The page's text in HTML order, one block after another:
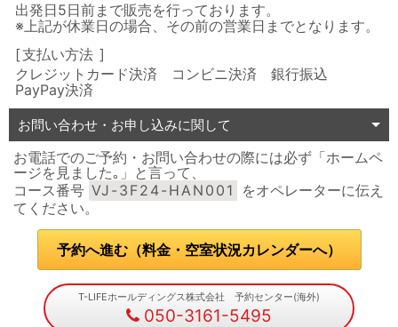
出発日5日前まで販売を行っております。
※上記が休業日の場合、その前の営業日までとなります。
支払い方法
クレジットカード決済 コンビニ決済 銀行振込
PayPay決済
お問い合わせ・お申し込みに関して
お電話でのご予約・お問い合わせの際には必ず「ホームペ
ージを見ました｡」と言って、
コース番号 VJ-3F24-HAN001
をオペレーターに伝え
てください。
予約へ進む（料金・空室状況カレンダーへ）
T-LIFEホールディングス株式会社 予約センター(海外)
050-3161-5495